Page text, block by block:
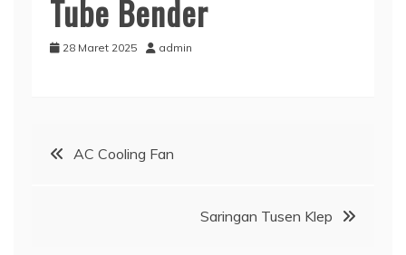
Tube Bender
28 Maret 2025 admin
Navigasi
AC Cooling Fan
Saringan Tusen Klep